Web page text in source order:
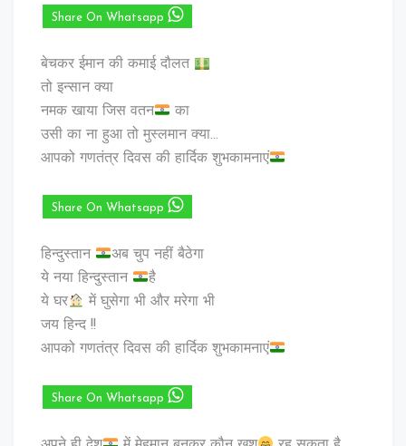
Share On Whatsapp
बेचकर ईमान की कमाई दौलत
तो इन्सान क्या
नमक खाया जिस वतन
का
उसी का ना हुआ तो मुस्लमान क्या…
आपको गणतंत्र दिवस की हार्दिक शुभकामनाएं
Share On Whatsapp
हिन्दुस्तान
अब चुप नहीं बैठेगा
ये नया हिन्दुस्तान
है
ये घर
में घुसेगा भी और मरेगा भी
जय हिन्द !!
आपको गणतंत्र दिवस की हार्दिक शुभकामनाएं
Share On Whatsapp